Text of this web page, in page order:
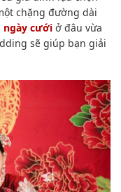
chặng đường dài
ngày cưới ở đâu vừa
sẽ giúp bạn giải